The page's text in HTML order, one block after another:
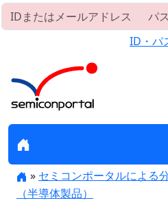
ID・パ
» セミコンポータルによる
（半導体製品）